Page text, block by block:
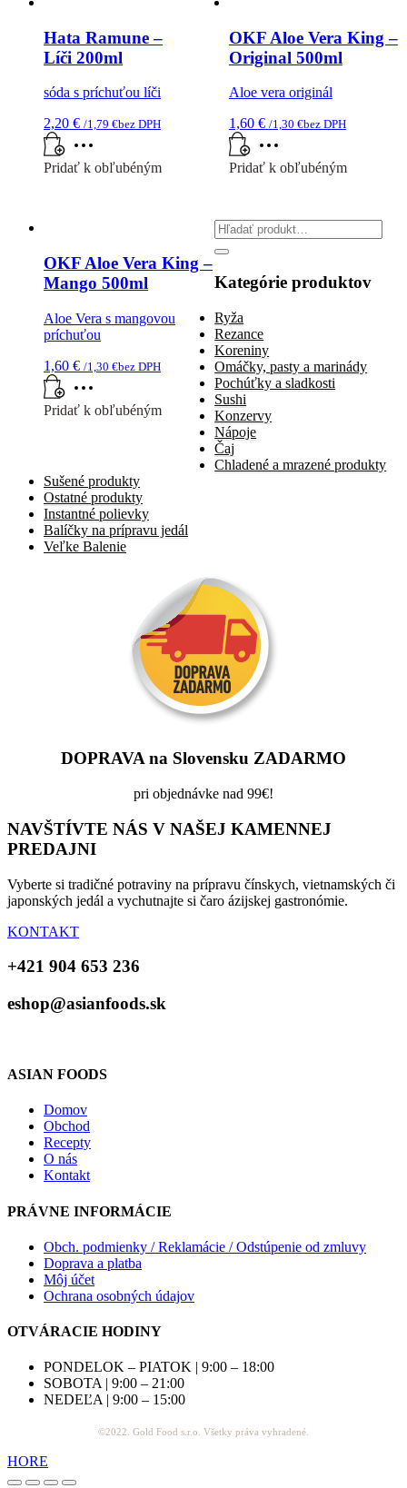
Hata Ramune –
Líči 200ml
sóda s príchuťou líči
2,20 € /1,79 €bez DPH
Pridať k obľubéným
OKF Aloe Vera King –
Original 500ml
Aloe vera originál
1,60 € /1,30 €bez DPH
Pridať k obľubéným
OKF Aloe Vera King –
Mango 500ml
Aloe Vera s mangovou
príchuťou
1,60 € /1,30 €bez DPH
Pridať k obľubéným
Search
for:
Kategórie produktov
Ryža
Rezance
Koreniny
Omáčky, pasty a marinády
Pochúťky a sladkosti
Sushi
Konzervy
Nápoje
Čaj
Chladené a mrazené produkty
Sušené produkty
Ostatné produkty
Instantné polievky
Balíčky na prípravu jedál
Veľke Balenie
DOPRAVA na Slovensku ZADARMO
pri objednávke nad 99€!
NAVŠTÍVTE NÁS V NAŠEJ KAMENNEJ
PREDAJNI
Vyberte si tradičné potraviny na prípravu čínskych, vietnamských či
japonských jedál a vychutnajte si čaro ázijskej gastronómie.
KONTAKT
+421 904 653 236
eshop@asianfoods.sk
ASIAN FOODS
Domov
Obchod
Recepty
O nás
Kontakt
PRÁVNE INFORMÁCIE
Obch. podmienky / Reklamácie / Odstúpenie od zmluvy
Doprava a platba
Môj účet
Ochrana osobných údajov
OTVÁRACIE HODINY
PONDELOK – PIATOK | 9:00 – 18:00
SOBOTA | 9:00 – 21:00
NEDEĽA | 9:00 – 15:00
©2022. Gold Food s.r.o. Všetky práva vyhradené.
HORE